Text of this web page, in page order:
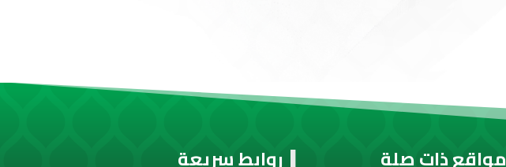
روابط سريعة مواقع ذات صلة